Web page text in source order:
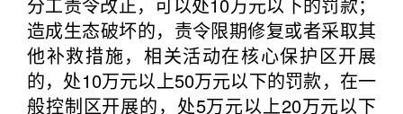
造成生态破坏的，责令限期修复或者采取其
他补救措施，相关活动在核心保护区开展
的，处10万元以上50万元以下的罚款，在一
般控制区开展的，处5万元以上20万元以下